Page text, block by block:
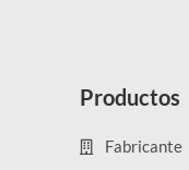
Productos
Fabricante